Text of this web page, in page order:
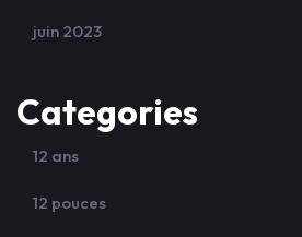
juin 2023
Categories
12 ans
12 pouces